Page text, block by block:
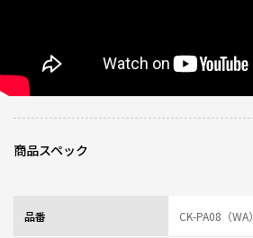
商品スペック
品番 CK-PA08（WA）